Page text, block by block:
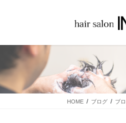
移
動
ン
に
移
HOME ブログ ブ